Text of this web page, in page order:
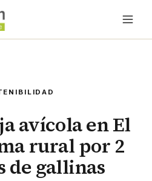
avícola en El
rural por 2
de gallinas